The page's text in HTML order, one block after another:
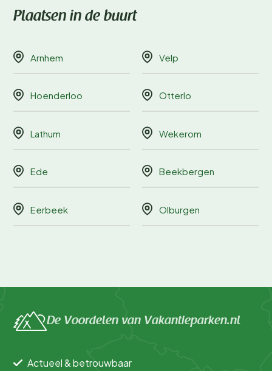
Plaatsen in de buurt
Arnhem Velp
Hoenderloo Otterlo
Lathum Wekerom
Ede Beekbergen
Eerbeek Olburgen
De Voordelen van Vakantieparken.nl
Actueel & betrouwbaar